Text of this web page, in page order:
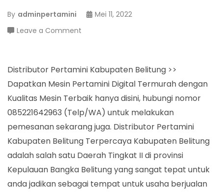
By adminpertamini
Mei 11, 2022
Leave a Comment
Kabupaten
Belitung
Distributor Pertamini Kabupaten Belitung >>
Dapatkan Mesin Pertamini Digital Termurah dengan
Kualitas Mesin Terbaik hanya disini, hubungi nomor
085221642963 (Telp/WA) untuk melakukan
pemesanan sekarang juga. Distributor Pertamini
Kabupaten Belitung Terpercaya Kabupaten Belitung
adalah salah satu Daerah Tingkat II di provinsi
Kepulauan Bangka Belitung yang sangat tepat untuk
anda jadikan sebagai tempat untuk usaha berjualan